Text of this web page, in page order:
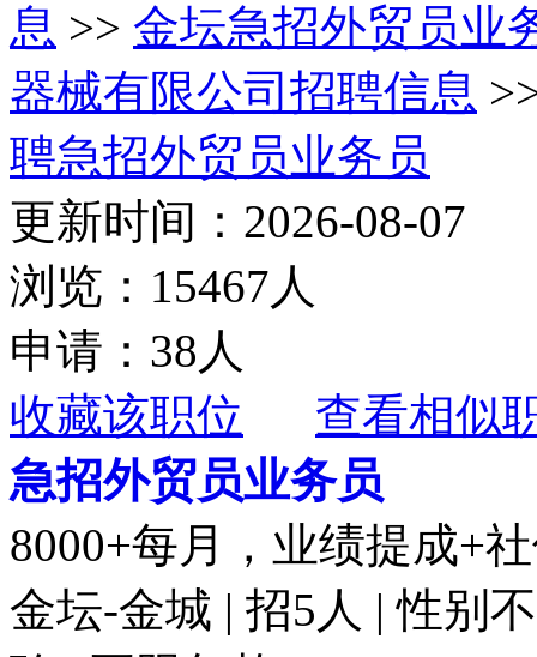
息 >> 金坛急招外贸员业
器械有限公司招聘信息
聘急招外贸员业务员
更新时间：2026-08-07
浏览：15467人
申请：38人
收藏该职位
查看相似
急招外贸员业务员
8000+每月，业绩提成+
金坛-金城 | 招5人 | 性别